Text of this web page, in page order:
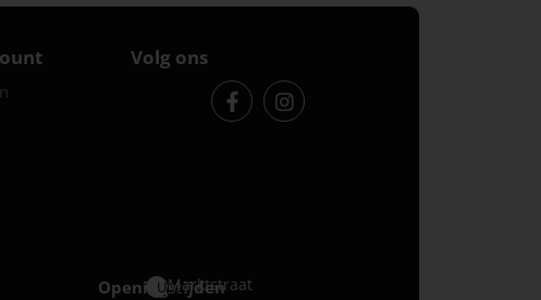
Volg ons
Openingstijden
Uden
Marktstraat